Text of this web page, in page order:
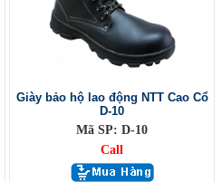
Giày bảo hộ lao động NTT Cao Cổ
D-10
Mã SP: D-10
Call